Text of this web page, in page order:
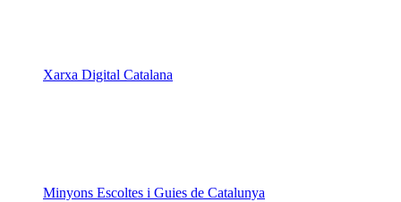
Xarxa Digital Catalana
Minyons Escoltes i Guies de Catalunya